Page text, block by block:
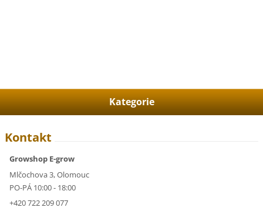
Kategorie
Kontakt
Growshop E-grow
Mlčochova 3, Olomouc
PO-PÁ 10:00 - 18:00
+420 722 209 077